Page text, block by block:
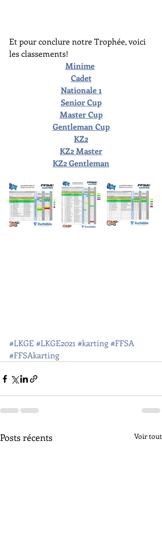
Et pour conclure notre Trophée, voici
les classements!
Minime
Cadet
Nationale 1
Senior Cup
Master Cup
Gentleman Cup
KZ2
KZ2 Master
KZ2 Gentleman
#LKGE #LKGE2021 #karting#FFSA
#FFSAkarting
Posts récents Voir tout